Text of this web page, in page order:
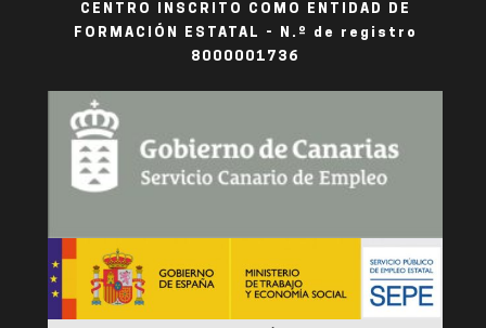
CENTRO INSCRITO COMO ENTIDAD DE
FORMACIÓN ESTATAL - N.º de registro
8000001736